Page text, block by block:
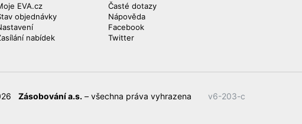
EVA.cz
objednávky
nabídek
Časté dotazy
Nápověda
Facebook
Twitter
Zásobování a.s. – všechna práva vyhrazena v6-203-c